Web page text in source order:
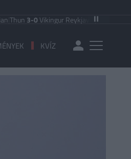
3-0Vikingur Reykjavik|PAOK Saloniki
KVÍZ